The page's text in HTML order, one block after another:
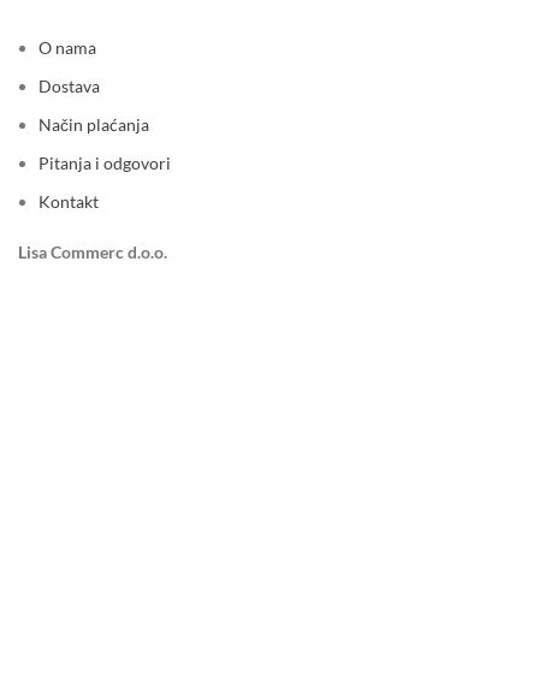
O nama
Dostava
Način plaćanja
Pitanja i odgovori
Kontakt
Lisa Commerc d.o.o.